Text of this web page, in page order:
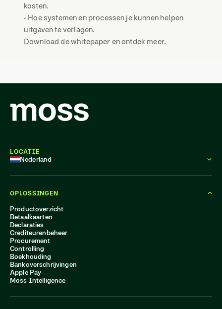
kosten.
• Hoe systemen en processen je kunnen helpen
uitgaven te verlagen.
Download de whitepaper en ontdek meer.
OPLOSSINGEN
Productoverzicht
Betaalkaarten
Declaraties
Crediteurenbeheer
Procurement
Controlling
Boekhouding
Bankoverschrijvingen
Apple Pay
Moss Intelligence
LOCATIE
Nederland